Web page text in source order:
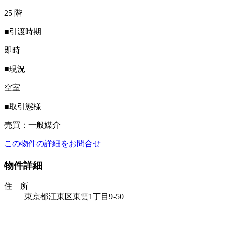
25 階
■引渡時期
即時
■現況
空室
■取引態様
売買：一般媒介
この物件の詳細をお問合せ
物件詳細
住 所
東京都江東区東雲1丁目9-50